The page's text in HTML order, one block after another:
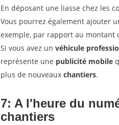
En déposant une liasse chez les
Vous pourrez également ajouter
exemple, par rapport au montant
Si vous avez un véhicule
représente une publicité mobile
plus de nouveaux chantiers.
7: A l'heure du
chantiers